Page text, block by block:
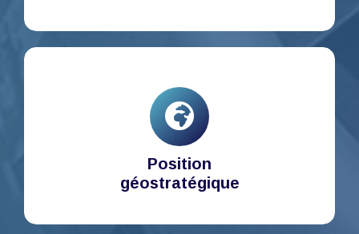
Position
géostratégique